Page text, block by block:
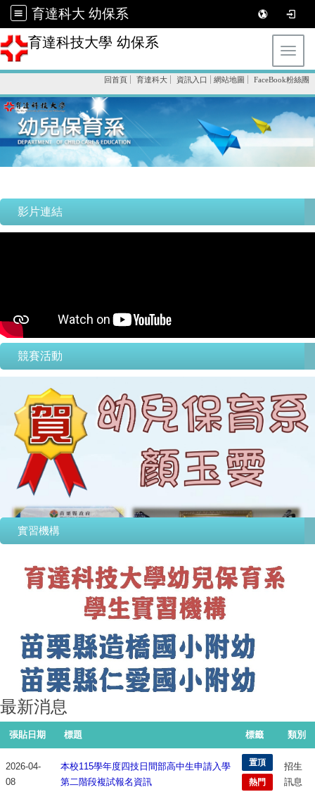
育達科大 幼保系
育達科技大學 幼保系
回首頁 育達科大 資訊入口 網站地圖 FaceBook粉絲團
影片連結
競賽活動
實習機構
最新消息
張貼日期 標題 標籤 類別
2026-04-
08
本校115學年度四技日間部高中生申請入學
第二階段複試報名資訊
置頂
熱門
招生
訊息